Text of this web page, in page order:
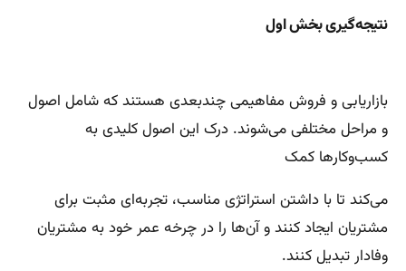
نتیجه‌گیری بخش اول
بازاریابی و فروش مفاهیمی چندبعدی هستند که شامل اصول
و مراحل مختلفی می‌شوند. درک این اصول کلیدی به
کسب‌وکارها کمک
می‌کند تا با داشتن استراتژی مناسب، تجربه‌ای مثبت برای
مشتریان ایجاد کنند و آن‌ها را در چرخه عمر خود به مشتریان
وفادار تبدیل کنند.